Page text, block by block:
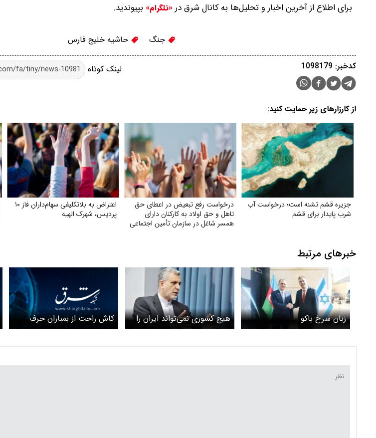
برای اطلاع از آخرین اخبار و تحلیل‌ها به کانال شرق در «تلگرام» بپیوندید.
جنگ حاشیه خلیج فارس
لینک کوتاه کدخبر: 1098179
از کارزارهای زیر حمایت کنید:
جزیره قشم تشنه است؛ درخواست آب
شرب پایدار برای قشم
درخواست رفع تبعیض در اعطای حق
تاهل و حق اولاد به کارکنان دارای
همسر شاغل در سازمان تأمین اجتماعی
اعتراض به بلاتکلیفی سهام‌داران فاز ۱۰
پردیس، شهرک الهیه
خبرهای مرتبط
زبان سرخ باکو
هیچ کشوری نمی‌تواند ایران را
در حصر و انزوای ژئوپلیتیکی
کاش راحت از بمباران حرف
نزنیم